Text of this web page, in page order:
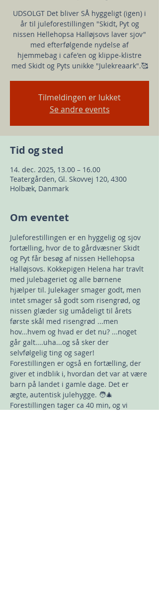
UDSOLGT Det bliver SÅ hyggeligt (igen) i
år til juleforestillingen "Skidt, Pyt og
nissen Hellehopsa Halløjsovs laver sjov"
med efterfølgende nydelse af
hjemmebag i cafe'en og klippe-klistre
med Skidt og Pyts unikke "Julekreaark".🥰
Tilmeldingen er lukket
Se andre events
Tid og sted
14. dec. 2025, 13.00 – 16.00
Teatergården, Gl. Skovvej 120, 4300
Holbæk, Danmark
Om eventet
Juleforestillingen er en hyggelig og sjov
fortælling, hvor de to gårdvæsner Skidt
og Pyt får besøg af nissen Hellehopsa
Halløjsovs. Kokkepigen Helena har travlt
med julebageriet og alle børnene
hjælper til. Julekager smager godt, men
intet smager så godt som risengrød, og
nissen glæder sig umådeligt til årets
første skål med risengrød ...men
hov...hvem og hvad er det nu? ...noget
går galt....uha...og så sker der
selvfølgelig ting og sager!
Forestillingen er også en fortælling, der
giver et indblik i, hvordan det var at være
barn på landet i gamle dage. Det er
ægte, autentisk julehygge. 🧑‍🎄
Forestillingen tager ca 40 min, og vi